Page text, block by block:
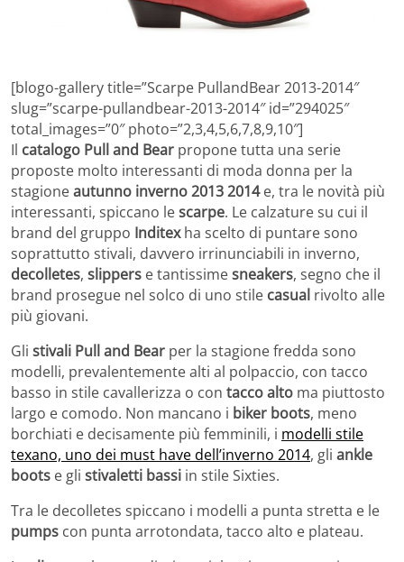
[blogo-gallery title=”Scarpe PullandBear 2013-2014″
slug=”scarpe-pullandbear-2013-2014″ id=”294025″
total_images=”0″ photo=”2,3,4,5,6,7,8,9,10″]
Il catalogo Pull and Bear propone tutta una serie
proposte molto interessanti di moda donna per la
stagioneautunno inverno 2013 2014e, tra le novità più
interessanti, spiccano lescarpe. Le calzature su cui il
brand del gruppo Inditexha scelto di puntare sono
soprattutto stivali, davvero irrinunciabili in inverno,
decolletes, slippers e tantissimesneakers, segno che il
brand prosegue nel solco di uno stile casual rivolto alle
più giovani.
Gli stivali Pull and Bear per la stagione fredda sono
modelli, prevalentemente alti al polpaccio, con tacco
basso in stile cavallerizza o con tacco alto ma piuttosto
largo e comodo. Non mancano i biker boots, meno
borchiati e decisamente più femminili, i modelli stile
texano, uno dei must have dell’inverno 2014, gli ankle
boots e gli stivaletti bassi in stile Sixties.
Tra le decolletes spiccano i modelli a punta stretta e le
pumps con punta arrotondata, tacco alto e plateau.